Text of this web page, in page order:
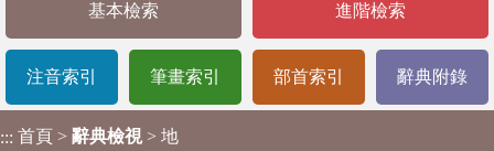
基本檢索 進階檢索
注音索引 筆畫索引 部首索引 辭典附錄
::: 首頁 > 辭典檢視 > 地